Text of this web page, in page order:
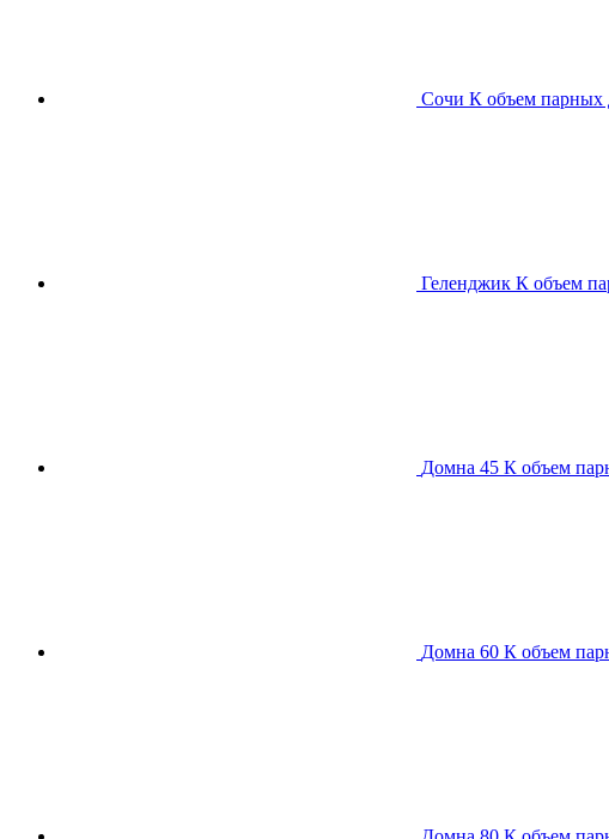
Сочи К объем парных
Геленджик К объем
Домна 45 К объем
Домна 60 К объем